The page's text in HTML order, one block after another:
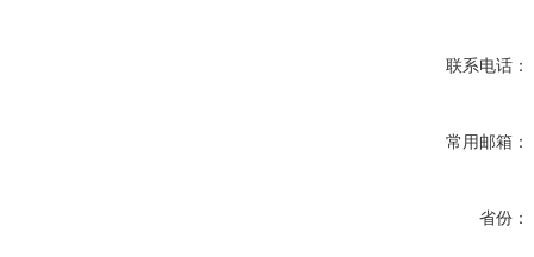
联系电话：
常用邮箱：
省份：